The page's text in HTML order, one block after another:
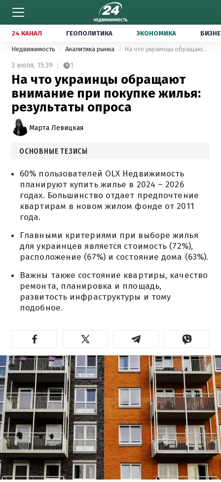
24 КАНАЛ ГЕОПОЛИТИКА ЭКОНОМИКА
Недвижимость Аналитика рынка На что украинцы обращают внимание при покупке жилья: результаты опроса
3 июля, 15:39 1
На что украинцы обращают
внимание при покупке жилья:
результаты опроса
Марта Левицкая
ОСНОВНЫЕ ТЕЗИСЫ
60% пользователей OLX Недвижимость
планируют купить жилье в 2024 – 2026
годах. Большинство отдает предпочтение
квартирам в новом жилом фонде от 2011
года.
Главными критериями при выборе жилья
для украинцев является стоимость (72%),
расположение (67%) и состояние дома (63%).
Важны также состояние квартиры, качество
ремонта, планировка и площадь,
развитость инфраструктуры и тому
подобное.